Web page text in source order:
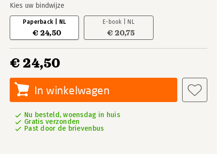
Kies uw bindwijze
Paperback | NL
€ 24,50
E-book | NL
€ 20,75
€ 24,50
In winkelwagen
Nu besteld, woensdag in huis
Gratis verzonden
Past door de brievenbus